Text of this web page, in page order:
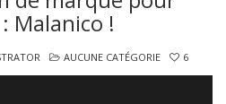
Malanico !
AUCUNE CATÉGORIE 6